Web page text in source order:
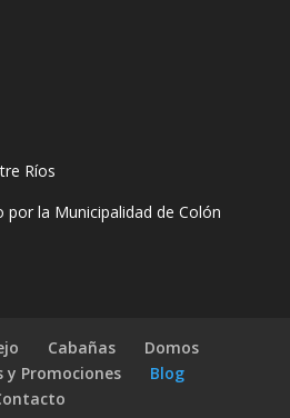
Ríos
la Municipalidad de Colón
Cabañas
Domos
y Promociones
Blog